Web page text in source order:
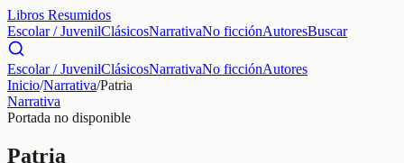
Libros Resumidos
Escolar / JuvenilClásicosNarrativaNo ficciónAutoresBuscar
Escolar / JuvenilClásicosNarrativaNo ficciónAutores
Inicio/Narrativa/Patria
Narrativa
Portada no disponible
Patria